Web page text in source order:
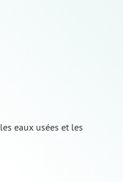
eaux usées et les